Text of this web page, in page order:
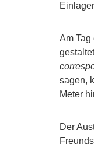
Am
sagen,
Meter
Der